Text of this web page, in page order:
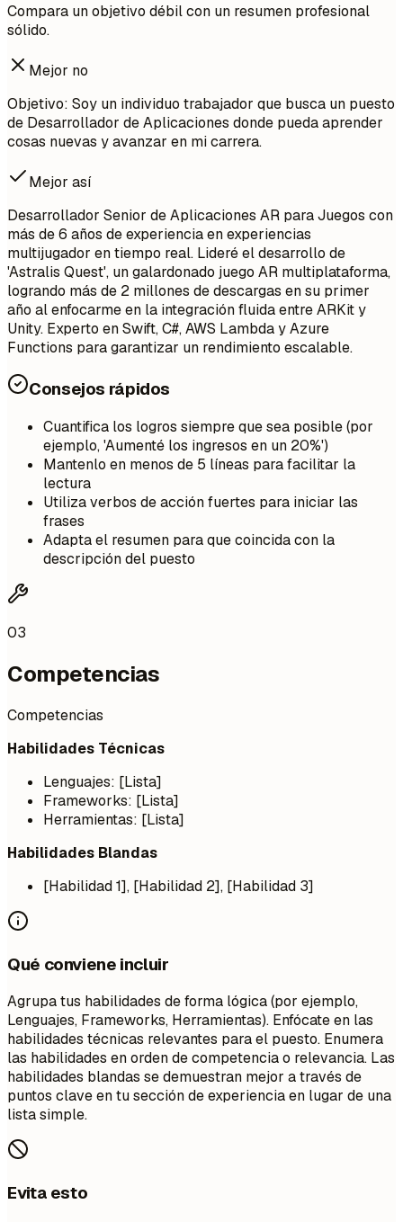
Compara un objetivo débil con un resumen profesional
sólido.
Mejor no
Objetivo: Soy un individuo trabajador que busca un puesto
de Desarrollador de Aplicaciones donde pueda aprender
cosas nuevas y avanzar en mi carrera.
Mejor así
Desarrollador Senior de Aplicaciones AR para Juegos con
más de 6 años de experiencia en experiencias
multijugador en tiempo real. Lideré el desarrollo de
'Astralis Quest', un galardonado juego AR multiplataforma,
logrando más de 2 millones de descargas en su primer
año al enfocarme en la integración fluida entre ARKit y
Unity. Experto en Swift, C#, AWS Lambda y Azure
Functions para garantizar un rendimiento escalable.
Consejos rápidos
Cuantifica los logros siempre que sea posible (por
ejemplo, 'Aumenté los ingresos en un 20%')
Mantenlo en menos de 5 líneas para facilitar la
lectura
Utiliza verbos de acción fuertes para iniciar las
frases
Adapta el resumen para que coincida con la
descripción del puesto
03
Competencias
Competencias
Habilidades Técnicas
Lenguajes: [Lista]
Frameworks: [Lista]
Herramientas: [Lista]
Habilidades Blandas
[Habilidad 1], [Habilidad 2], [Habilidad 3]
Qué conviene incluir
Agrupa tus habilidades de forma lógica (por ejemplo,
Lenguajes, Frameworks, Herramientas). Enfócate en las
habilidades técnicas relevantes para el puesto. Enumera
las habilidades en orden de competencia o relevancia. Las
habilidades blandas se demuestran mejor a través de
puntos clave en tu sección de experiencia en lugar de una
lista simple.
Evita esto